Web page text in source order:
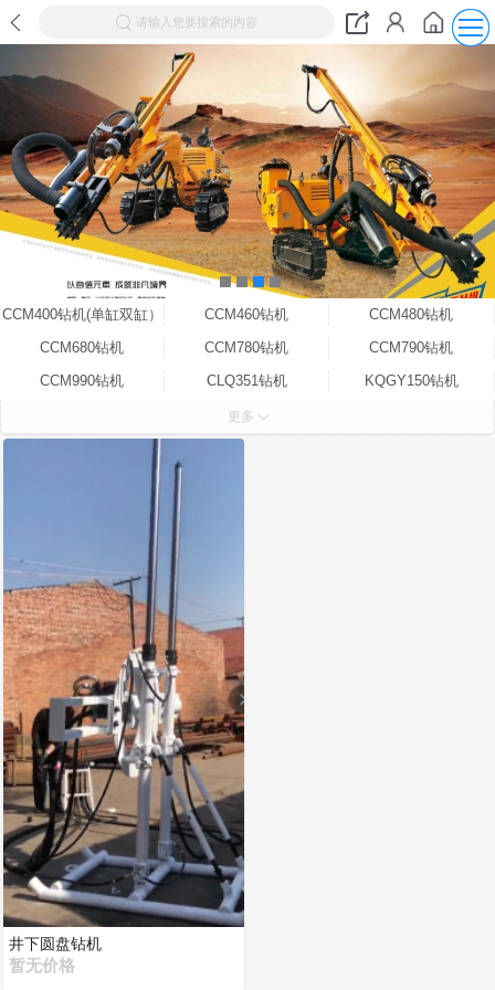
请输入您要搜索的内容
CCM400钻机(单缸双缸） CCM460钻机
CCM480钻机
CCM680钻机
CCM780钻机
CCM790钻机
CCM990钻机
CLQ351钻机
KQGY150钻机
更多
井下圆盘钻机
暂无价格